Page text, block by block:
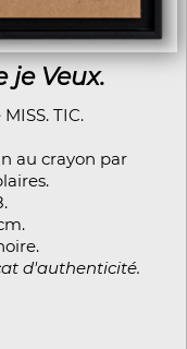
je Veux.
TIC.
au crayon par
d'authenticité.